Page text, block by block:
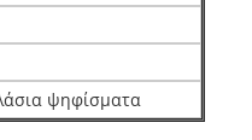
ψηφίσματα